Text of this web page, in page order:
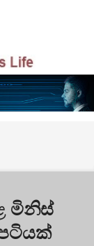
මිනිස්